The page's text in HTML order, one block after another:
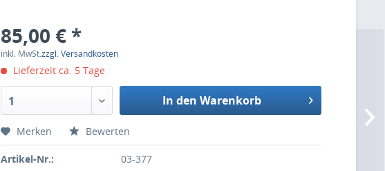
85,00 € *
inkl. MwSt.zzgl. Versandkosten
Lieferzeit ca. 5 Tage
1 In den Warenkorb
Merken Bewerten
Artikel-Nr.: 03-377